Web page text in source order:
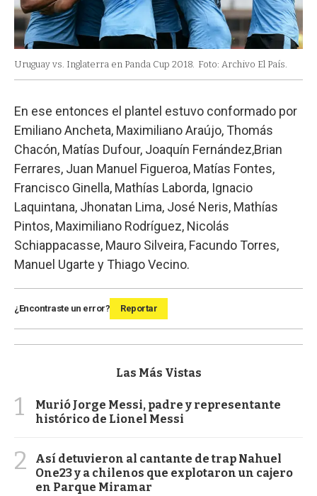
Uruguay vs. Inglaterra en Panda Cup 2018. Foto: Archivo El País.
En ese entonces el plantel estuvo conformado por
Emiliano Ancheta, Maximiliano Araújo, Thomás
Chacón, Matías Dufour, Joaquín Fernández,Brian
Ferrares, Juan Manuel Figueroa, Matías Fontes,
Francisco Ginella, Mathías Laborda, Ignacio
Laquintana, Jhonatan Lima, José Neris, Mathías
Pintos, Maximiliano Rodríguez, Nicolás
Schiappacasse, Mauro Silveira, Facundo Torres,
Manuel Ugarte y Thiago Vecino.
¿Encontraste un error? Reportar
Las Más Vistas
1
Murió Jorge Messi, padre y representante
histórico de Lionel Messi
2
Así detuvieron al cantante de trap Nahuel
One23 y a chilenos que explotaron un cajero
en Parque Miramar